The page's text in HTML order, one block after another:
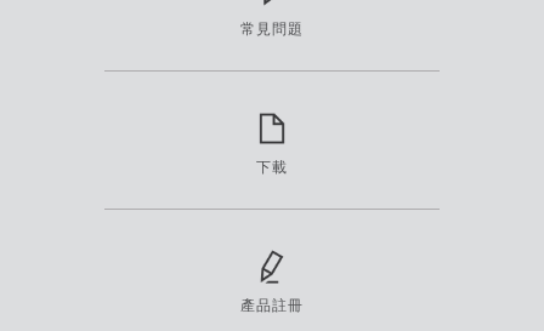
常見問題
下載
產品註冊